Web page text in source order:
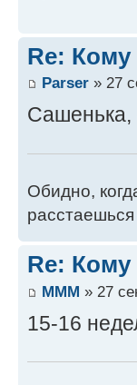
Re:
Parser » 27
Сашенька,
Обидно,
расстаешься
Re:
MMM » 27
15-16